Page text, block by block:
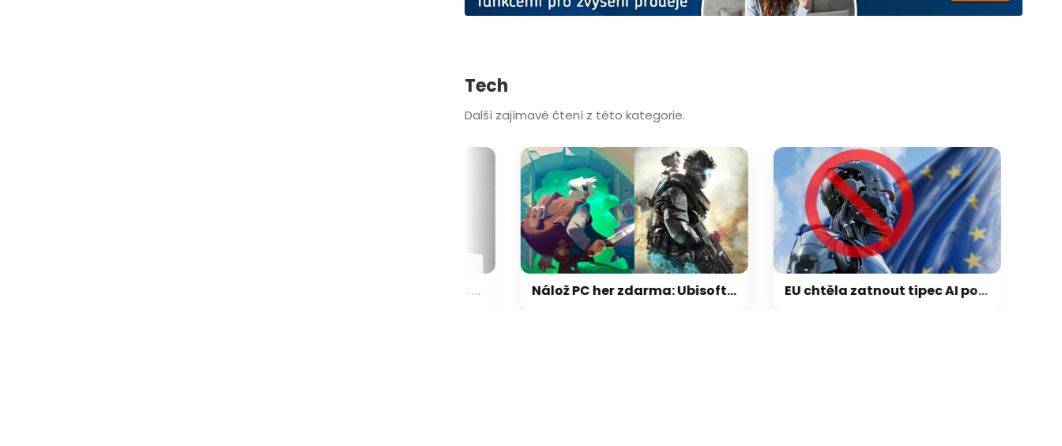
Tech
Další zajímavé čtení z této kategorie.
Nálož PC her zdarma: Ubisoft rozdává taktickou střílečku, na Steamu získáte parádní klon Zeldy EU chtěla zatnout tipec AI podvodům. Výsledkem je zákon plný otazníků